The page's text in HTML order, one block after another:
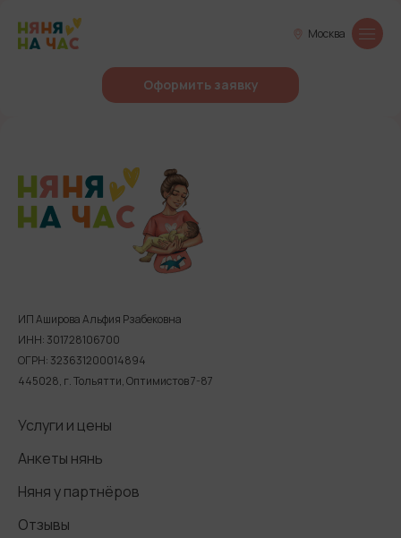
Москва
Оформить заявку
ИП Аширова Альфия Рзабековна
ИНН: 301728106700
ОГРН: 323631200014894
445028, г. Тольятти, Оптимистов 7-87
Услуги и цены
Анкеты нянь
Няня у партнёров
Отзывы